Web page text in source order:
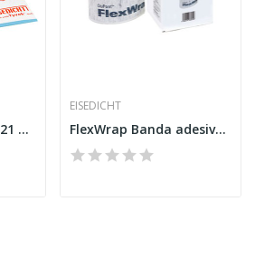
EISEDICHT Tyvek GD21 5 CM 2 x 15-22 mm
EISEDICHT
FlexWrap Banda adesiva NF 500